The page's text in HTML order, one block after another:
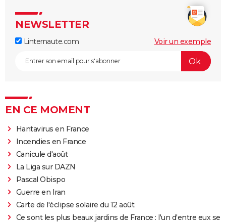
NEWSLETTER
Linternaute.com Voir un exemple
EN CE MOMENT
Hantavirus en France
Incendies en France
Canicule d'août
La Liga sur DAZN
Pascal Obispo
Guerre en Iran
Carte de l'éclipse solaire du 12 août
Ce sont les plus beaux jardins de France : l'un d'entre eux se